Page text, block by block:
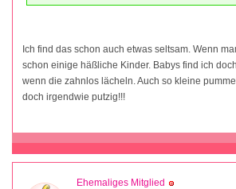
Ich find das schon auch etwas seltsam. Wenn
schon einige häßliche Kinder. Babys find ich
wenn die zahnlos lächeln. Auch so kleine
doch irgendwie putzig!!!
Ehemaliges Mitglied